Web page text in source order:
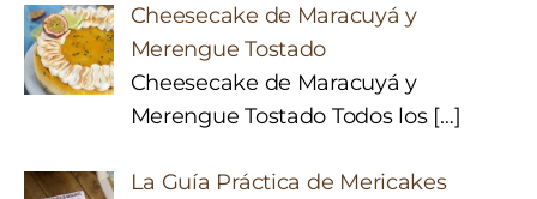
Cheesecake de Maracuyá y
Merengue Tostado
Cheesecake de Maracuyá y
Merengue Tostado Todos los […]
La Guía Práctica de Mericakes